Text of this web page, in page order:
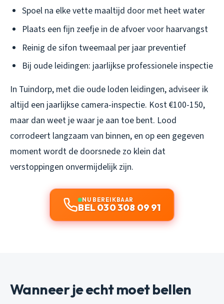
Spoel na elke vette maaltijd door met heet water
Plaats een fijn zeefje in de afvoer voor haarvangst
Reinig de sifon tweemaal per jaar preventief
Bij oude leidingen: jaarlijkse professionele inspectie
In Tuindorp, met die oude loden leidingen, adviseer ik
altijd een jaarlijkse camera-inspectie. Kost €100-150,
maar dan weet je waar je aan toe bent. Lood
corrodeert langzaam van binnen, en op een gegeven
moment wordt de doorsnede zo klein dat
verstoppingen onvermijdelijk zijn.
NU BEREIKBAAR
BEL 030 308 09 91
Wanneer je echt moet bellen